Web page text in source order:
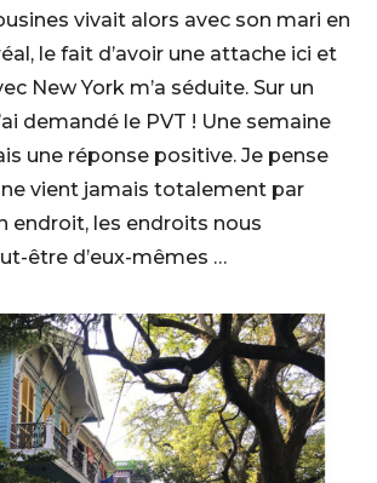
vivait alors avec son mari en
le fait d’avoir une attache ici et
New York m’a séduite. Sur un
demandé le PVT ! Une semaine
une réponse positive. Je pense
ne vient jamais totalement par
endroit, les endroits nous
être d’eux-mêmes …